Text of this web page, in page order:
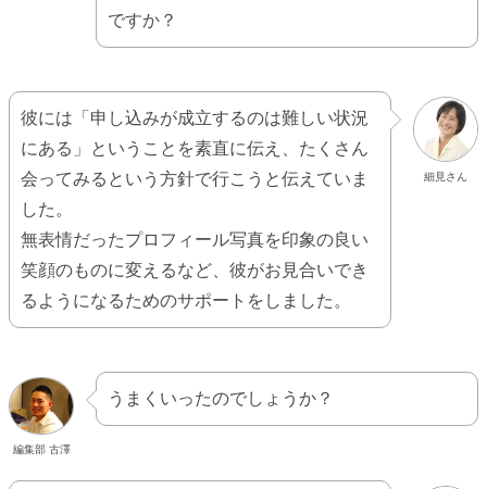
ですか？
細見さん
彼には「申し込みが成立するのは難しい状況
にある」ということを素直に伝え、たくさん
会ってみるという方針で行こうと伝えていま
した。
無表情だったプロフィール写真を印象の良い
笑顔のものに変えるなど、彼がお見合いでき
るようになるためのサポートをしました。
編集部 古澤
うまくいったのでしょうか？